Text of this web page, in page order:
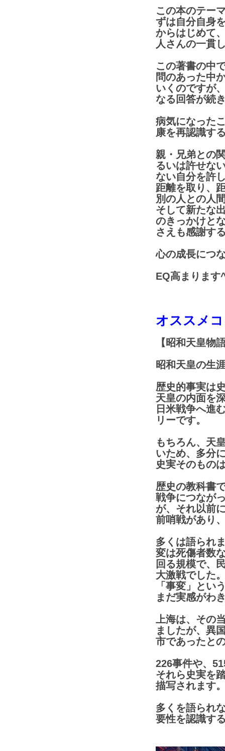
この本のテー
ずは自分自身
からはじめて
人さんの一貫
この著書の中
問のあった中
いくのですが
なる回答が続
病気になった
康を再認識す
親・兄弟との
るいは許せな
ない自分を許
距離を取り、
別の人との人
そして新たな
のきっかけと
さえも感謝す
心の成長につ
EQ高まります
オススメ
【昭和天皇物
昭和天皇の生
歴史的事実は
天皇の内面を
日米戦争へ進
リーです。
もちろん、天
いため、多分
史実そのもの
歴史の教科書
戦争につなが
が、それ以前
前哨戦があり
多くは語られ
変は死傷者数
回る規模で、
大激戦でした
「事変」とい
まだ実感がわ
上海は、その
ましたが、異
市であったと
226事件や、
それら史実を
描写されます
多くを語られ
要性を認識す